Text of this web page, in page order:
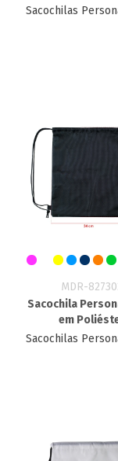
Sacochilas
MDR-
Sacochila
em
Sacochilas